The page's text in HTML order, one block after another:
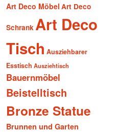
Art Deco Möbel Art Deco
Schrank Art Deco
Tisch Ausziehbarer
Esstisch Ausziehtisch
Bauernmöbel
Beistelltisch
Bronze Statue
Brunnen und Garten